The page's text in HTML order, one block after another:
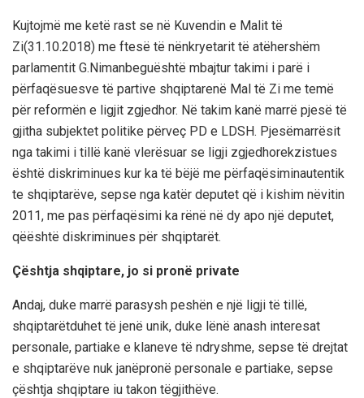
Kujtojmë me ketë rast se në Kuvendin e Malit të
Zi(31.10.2018) me ftesë të nënkryetarit të atëhershëm
parlamentit G.Nimanbeguështë mbajtur takimi i parë i
përfaqësuesve të partive shqiptarenë Mal të Zi me temë
për reformën e ligjit zgjedhor. Në takim kanë marrë pjesë të
gjitha subjektet politike përveç PD e LDSH. Pjesëmarrësit
nga takimi i tillë kanë vlerësuar se ligji zgjedhorekzistues
është diskriminues kur ka të bëjë me përfaqësiminautentik
te shqiptarëve, sepse nga katër deputet që i kishim nëvitin
2011, me pas përfaqësimi ka rënë në dy apo një deputet,
qëështë diskriminues për shqiptarët.
Çështja shqiptare, jo si pronë private
Andaj, duke marrë parasysh peshën e një ligji të tillë,
shqiptarëtduhet të jenë unik, duke lënë anash interesat
personale, partiake e klaneve të ndryshme, sepse të drejtat
e shqiptarëve nuk janëpronë personale e partiake, sepse
çështja shqiptare iu takon tëgjithëve.